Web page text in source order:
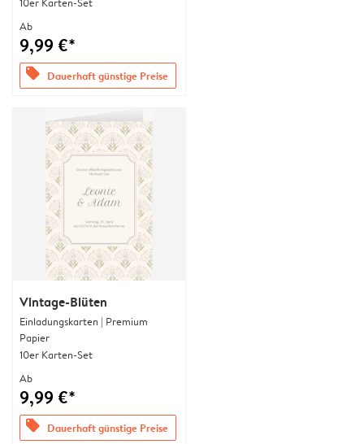
Ab
9,99 €*
offers Dauerhaft günstige Preise
Vintage-Blüten
Einladungskarten | Premium
Papier
10er Karten-Set
Ab
9,99 €*
offers Dauerhaft günstige Preise